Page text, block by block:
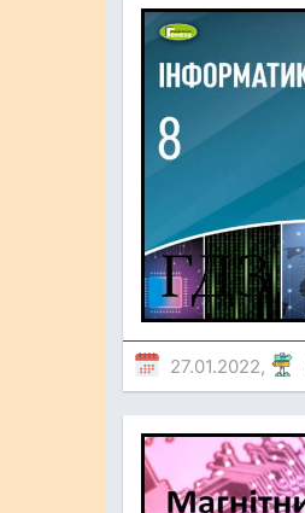
27.01.2022,